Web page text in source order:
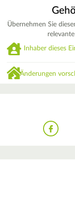
Übernehmen Sie
Inhaber dieses
Änderungen